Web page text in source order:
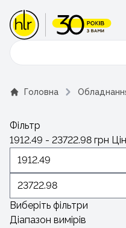
Поиск
Головна
Фільтр
1912.49 - 23722.98 грн
Виберіть фільтри
Діапазон вимірів